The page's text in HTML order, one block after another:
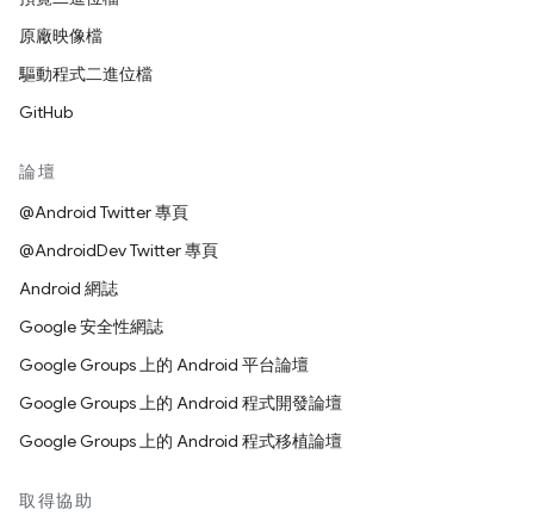
原廠映像檔
驅動程式二進位檔
GitHub
論壇
@Android Twitter 專頁
@AndroidDev Twitter 專頁
Android 網誌
Google 安全性網誌
Google Groups 上的 Android 平台論壇
Google Groups 上的 Android 程式開發論壇
Google Groups 上的 Android 程式移植論壇
取得協助